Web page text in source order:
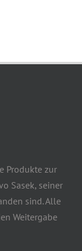
Produkte zur
Sasek, seiner
sind. Alle
Weitergabe